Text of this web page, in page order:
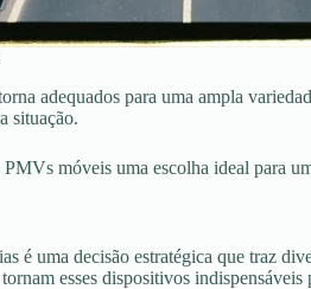
adequados para uma ampla
situação.
móveis uma escolha ideal para
é uma decisão estratégica que traz
esses dispositivos